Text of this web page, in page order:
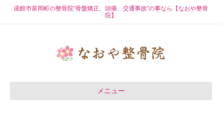
函館市富岡町の整骨院”骨盤矯正、頭痛、交通事故”の事なら【なおや整骨
院】
メニュー